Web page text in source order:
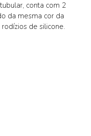
conta com 2
da mesma cor da
de silicone.